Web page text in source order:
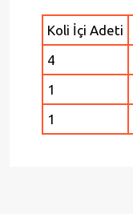
Koli İçi Adeti
4
1
1